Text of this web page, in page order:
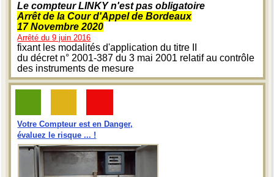
Le compteur LINKY n'est pas obligatoire
Arrêt de la Cour d'Appel de Bordeaux
17 Novembre 2020
Arrêté du 9 juin 2016
fixant les modalités d'application du titre II
du décret n° 2001-387 du 3 mai 2001 relatif au contrôle
des instruments de mesure
Votre Compteur est en Danger,
évaluez le risque ... !